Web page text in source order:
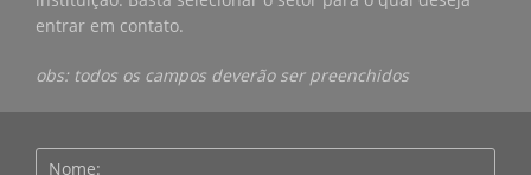
entrar em contato.
obs: todos os campos deverão ser preenchidos